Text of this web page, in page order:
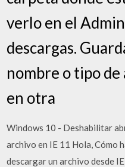
verlo en el
descargas.
nombre o tipo
en otra
Windows 10 - Deshabilitar
archivo en IE 11 Hola, Cómo
descargar un archivo desde